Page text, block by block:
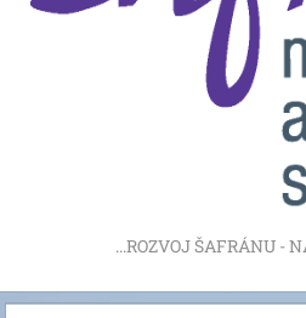
...ROZVOJ ŠAFRÁNU -